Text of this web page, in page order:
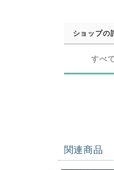
ショップの
すべて
関連商品